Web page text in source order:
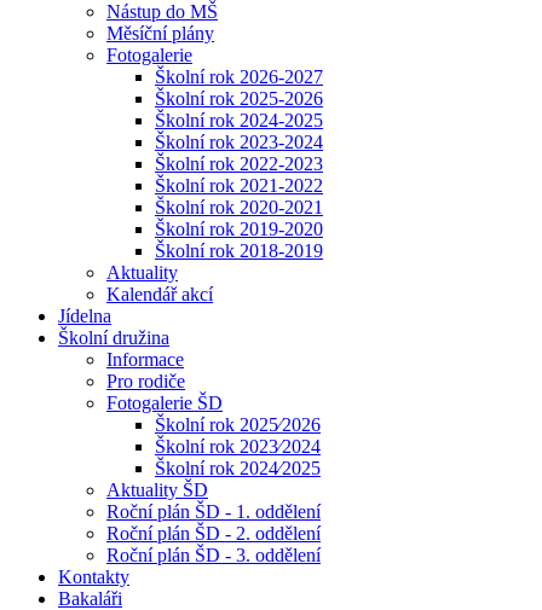
Nástup do MŠ
Měsíční plány
Fotogalerie
Školní rok 2026-2027
Školní rok 2025-2026
Školní rok 2024-2025
Školní rok 2023-2024
Školní rok 2022-2023
Školní rok 2021-2022
Školní rok 2020-2021
Školní rok 2019-2020
Školní rok 2018-2019
Aktuality
Kalendář akcí
Jídelna
Školní družina
Informace
Pro rodiče
Fotogalerie ŠD
Školní rok 2025⁄2026
Školní rok 2023⁄2024
Školní rok 2024⁄2025
Aktuality ŠD
Roční plán ŠD - 1. oddělení
Roční plán ŠD - 2. oddělení
Roční plán ŠD - 3. oddělení
Kontakty
Bakaláři